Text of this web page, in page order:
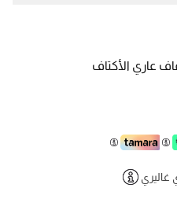
عاري الأكتاف
غاليري